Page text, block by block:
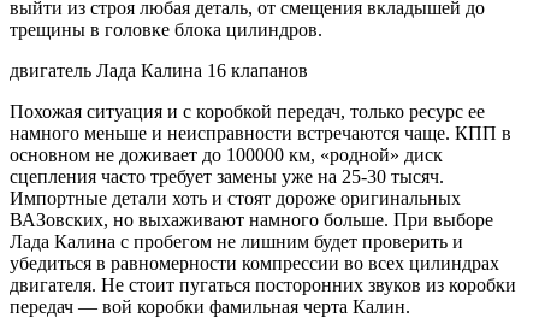
выйти из строя любая деталь, от смещения вкладышей до
трещины в головке блока цилиндров.
двигатель Лада Калина 16 клапанов
Похожая ситуация и с коробкой передач, только ресурс ее
намного меньше и неисправности встречаются чаще. КПП в
основном не доживает до 100000 км, «родной» диск
сцепления часто требует замены уже на 25-30 тысяч.
Импортные детали хоть и стоят дороже оригинальных
ВАЗовских, но выхаживают намного больше. При выборе
Лада Калина с пробегом не лишним будет проверить и
убедиться в равномерности компрессии во всех цилиндрах
двигателя. Не стоит пугаться посторонних звуков из коробки
передач — вой коробки фамильная черта Калин.